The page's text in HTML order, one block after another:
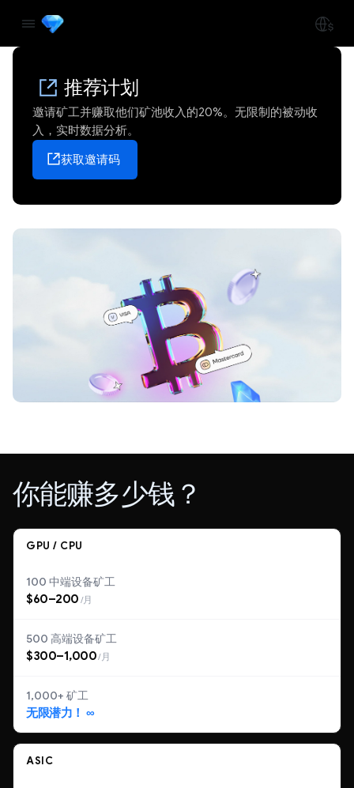
推荐计划
邀请矿工并赚取他们矿池收入的20%。无限制的被动收
入，实时数据分析。
获取邀请码
你能赚多少钱？
GPU / CPU
100 中端设备矿工
$60–200 /月
500 高端设备矿工
$300–1,000/月
1,000+ 矿工
无限潜力！ ∞
ASIC